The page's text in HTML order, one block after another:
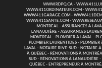
WWW.RDPQ.CA-
WWW.411ORDINATEUR.COM -
WWW.411GARAGE.COM -
WWW.411SANTE.COM -
MONTRÉAL - ASSURANCES À
LANAUDIÈRE - ASSURANCES
MONTRÉAL - PLOMBIER À LAVAL -
PLOMBIER LAURENTIDES - PLOMBIER
LAVAL- NOTAIRE RIVE-SUD- NOTAIRE
À QUÉBEC- RÉNOVATIONS À
SUD - RÉNOVATIONS À LANAUDIÈRE -
QUÉBEC - ENTREPRENEUR À